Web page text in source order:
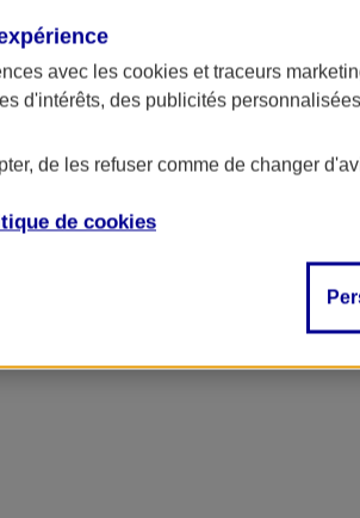
avec les cookies et traceurs
d'intérêts, des publicités
de les refuser comme de changer
de cookies